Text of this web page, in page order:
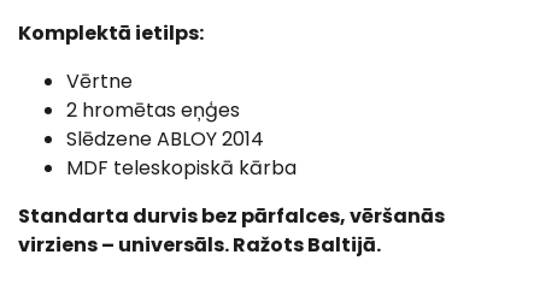
Komplektā ietilps:
Vērtne
2 hromētas eņģes
Slēdzene ABLOY 2014
MDF teleskopiskā kārba
Standarta durvis bez pārfalces, vēršanās
virziens – universāls. Ražots Baltijā.